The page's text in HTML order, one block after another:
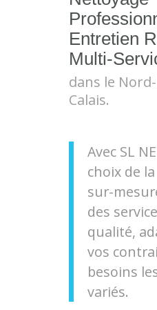
Entretien
Multi-
dans le
Calais.
Avec SL
choix de
sur-
des
qualité,
vos
besoins
variés.